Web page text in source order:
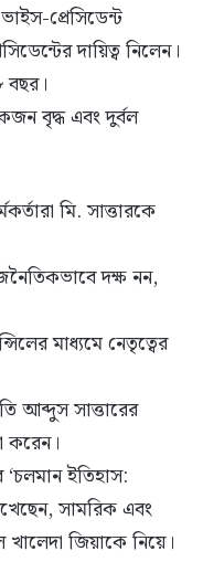
প্রেসিডেন্ট
দায়িত্ব নিলেন।
বছর।
বৃদ্ধ এবং দুর্বল
মি. সাত্তারকে
দক্ষ নন,
মাধ্যমে নেতৃত্বের
আব্দুস সাত্তারের
করেন।
ইতিহাস:
সামরিক এবং
জিয়াকে নিয়ে।